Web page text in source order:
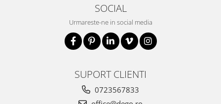
SOCIAL
Urmareste-ne in social media
SUPORT CLIENTI
0723567833